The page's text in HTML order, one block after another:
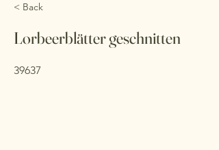
< Back
Lorbeerblätter geschnitten
39637